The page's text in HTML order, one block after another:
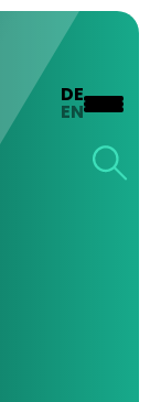
DE
EN